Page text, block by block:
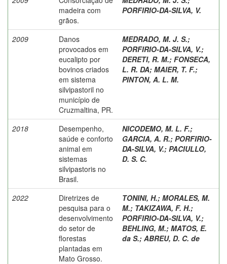
madeira com
grãos.
PORFIRIO-DA-SILVA, V.
2009
Danos
provocados em
eucalipto por
bovinos criados
em sistema
silvipastoril no
município de
Cruzmaltina, PR.
MEDRADO, M. J. S.;
PORFIRIO-DA-SILVA, V.;
DERETI, R. M.; FONSECA,
L. R. DA; MAIER, T. F.;
PINTON, A. L. M.
2018
Desempenho,
saúde e conforto
animal em
sistemas
silvipastoris no
Brasil.
NICODEMO, M. L. F.;
GARCIA, A. R.; PORFIRIO-
DA-SILVA, V.; PACIULLO,
D. S. C.
2022
Diretrizes de
pesquisa para o
desenvolvimento
do setor de
florestas
plantadas em
Mato Grosso.
TONINI, H.; MORALES, M.
M.; TAKIZAWA, F. H.;
PORFIRIO-DA-SILVA, V.;
BEHLING, M.; MATOS, E.
da S.; ABREU, D. C. de